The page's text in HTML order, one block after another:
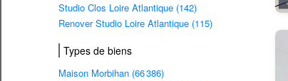
Studio Clos Loire Atlantique (142)
Renover Studio Loire Atlantique (115)
Types de biens
Maison Morbihan (66 386)